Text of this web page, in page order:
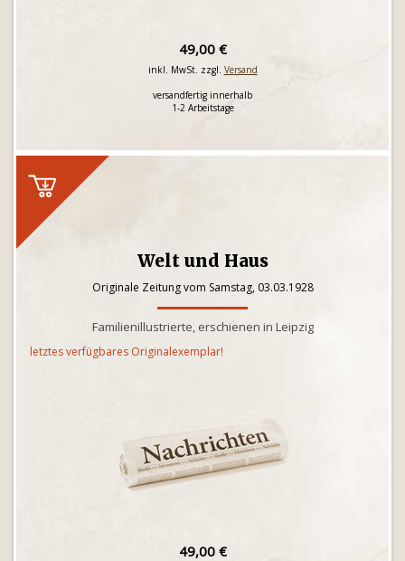
49,00 €
inkl. MwSt. zzgl. Versand
versandfertig innerhalb
1-2 Arbeitstage
Welt und Haus
Originale Zeitung vom Samstag, 03.03.1928
Familienillustrierte, erschienen in Leipzig
letztes verfügbares Originalexemplar!
49,00 €